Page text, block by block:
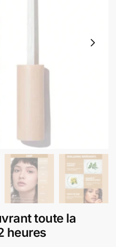
toute la
heures